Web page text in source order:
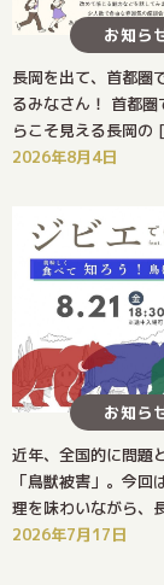
お知ら
長岡を出て、首都圏
るみなさん！ 首都圏
らこそ見える長岡
2026年8月4日
お知ら
近年、全国的に問題
「鳥獣被害」。今回
理を味わいながら
2026年7月17日